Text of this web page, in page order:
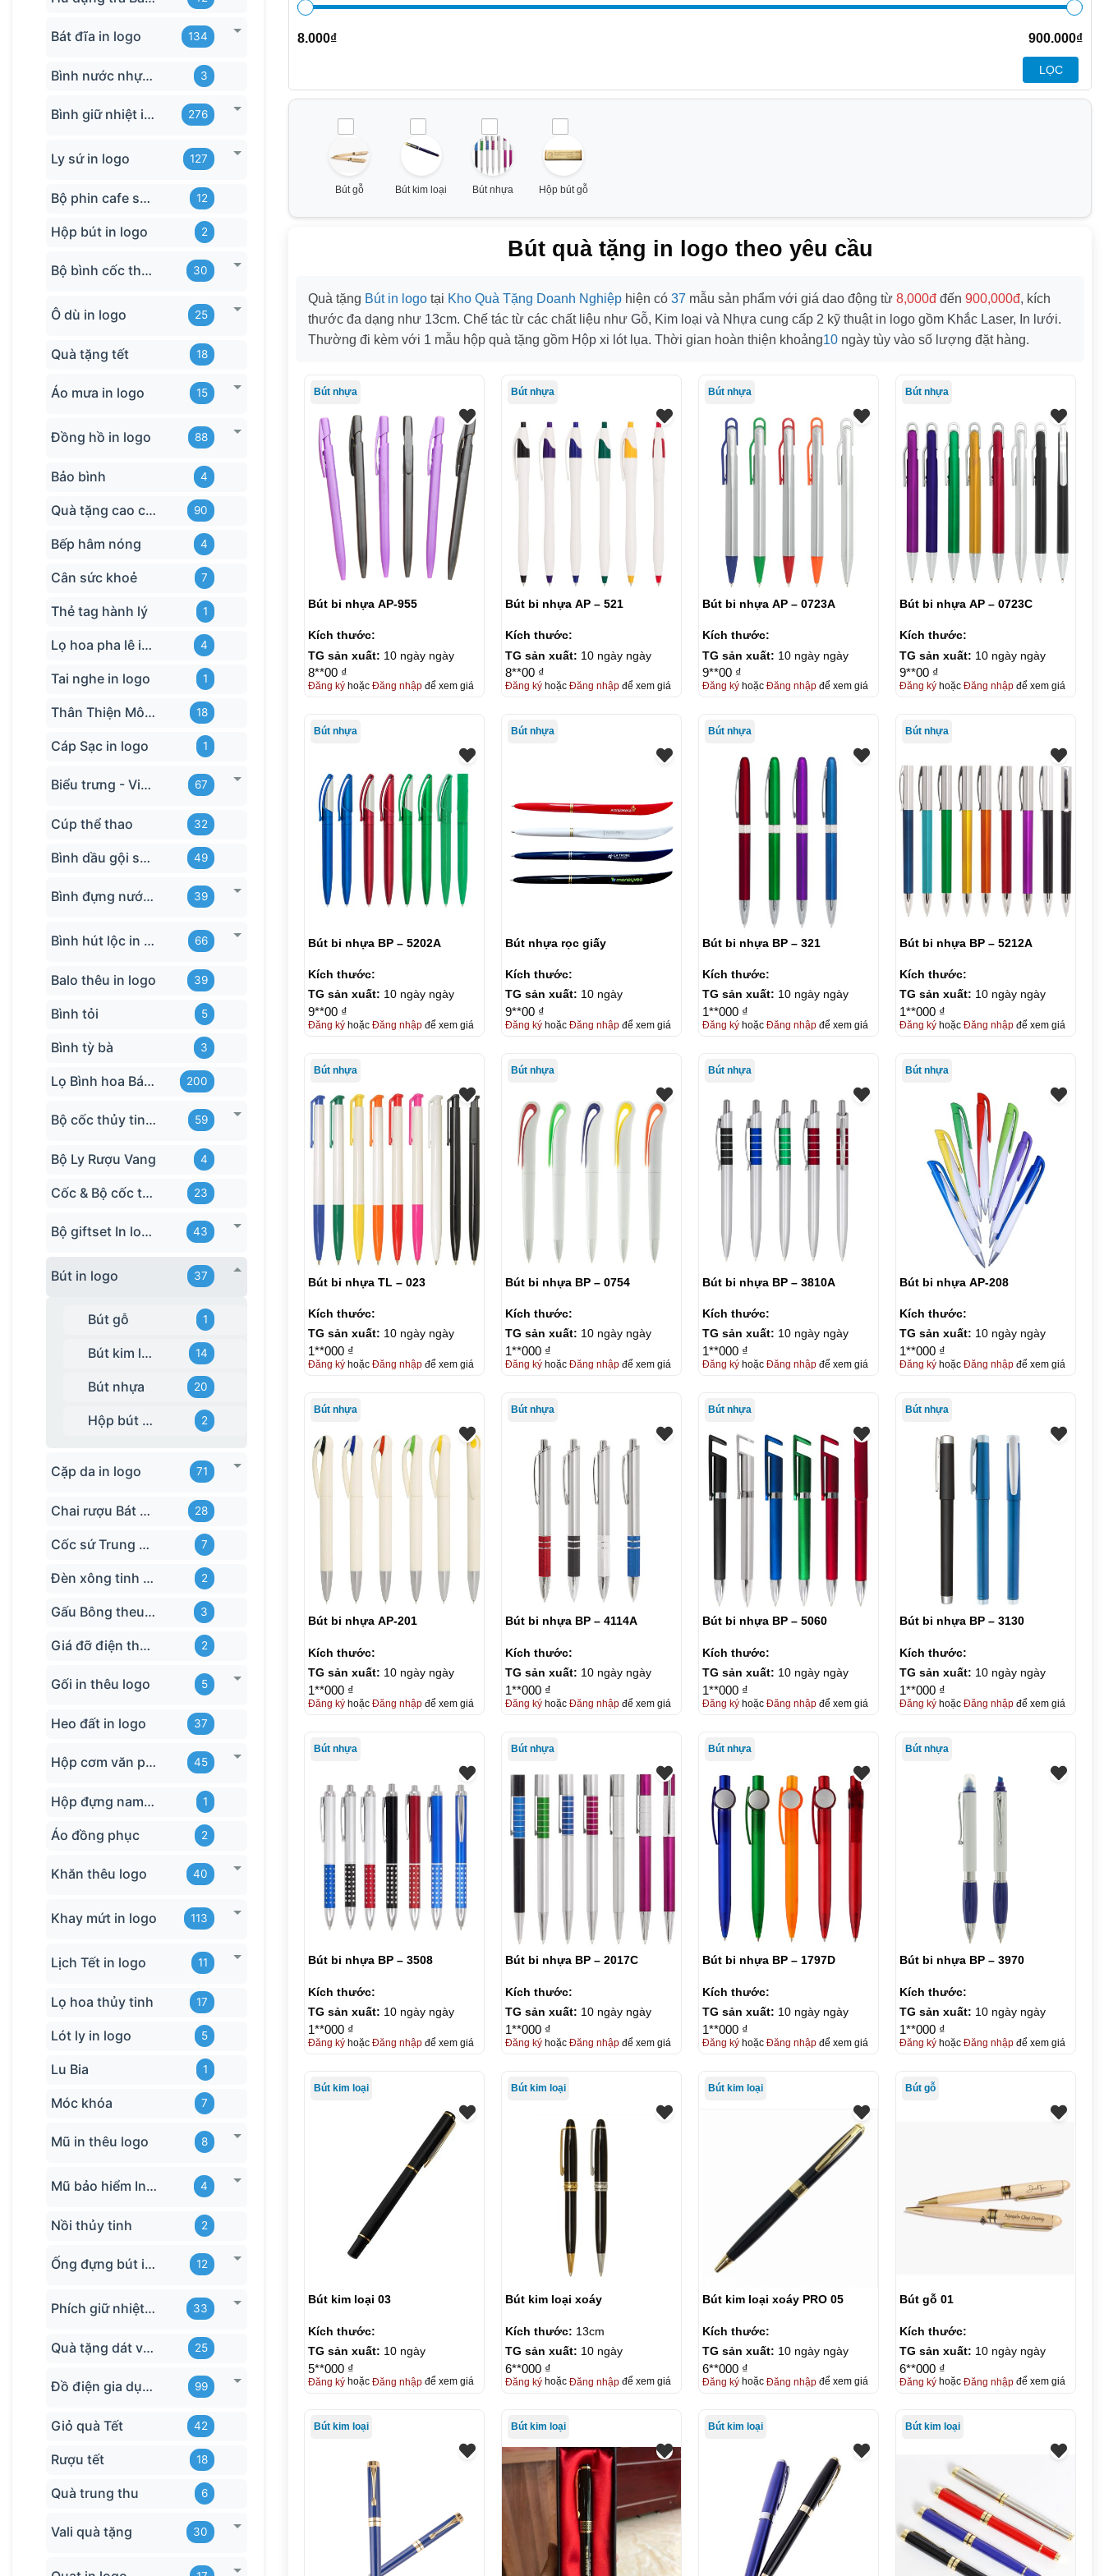
Bát đĩa in logo 134
Bình nước nhựa TQ 3
Bình giữ nhiệt in logo 276
Ly sứ in logo 127
Bộ phin cafe sứ Bát Tràng 12
Hộp bút in logo 2
Bộ bình cốc thủy tinh 30
Ô dù in logo 25
Quà tặng tết 18
Áo mưa in logo 15
Đồng hồ in logo 88
Bảo bình 4
Quà tặng cao cấp 90
Bếp hâm nóng 4
Cân sức khoẻ 7
Thẻ tag hành lý 1
Lọ hoa pha lê in logo 4
Tai nghe in logo 1
Thân Thiện Môi trường 18
Cáp Sạc in logo 1
Biểu trưng - Vinh danh in logo 67
Cúp thể thao 32
Bình dầu gội sữa tắm 49
Bình đựng nước in logo 39
Bình hút lộc in logo 66
Balo thêu in logo 39
Bình tỏi 5
Bình tỳ bà 3
Lọ Bình hoa Bát Tràng in logo 200
Bộ cốc thủy tinh hãng 59
Bộ Ly Rượu Vang 4
Cốc & Bộ cốc thủy tinh TQ 23
Bộ giftset In logo 43
Bút in logo 37
Bút gỗ 1
Bút kim loại 14
Bút nhựa 20
Hộp bút gỗ 2
Cặp da in logo 71
Chai rượu Bát Tràng 28
Cốc sứ Trung Quốc 7
Đèn xông tinh dầu 2
Gấu Bông theu-logo 3
Giá đỡ điện thoại 2
Gối in thêu logo 5
Heo đất in logo 37
Hộp cơm văn phòng 45
Hộp đựng name card 1
Áo đồng phục 2
Khăn thêu logo 40
Khay mứt in logo 113
Lịch Tết in logo 11
Lọ hoa thủy tinh 17
Lót ly in logo 5
Lu Bia 1
Móc khóa 7
Mũ in thêu logo 8
Mũ bảo hiểm In logo 4
Nồi thủy tinh 2
Ống đựng bút in logo 12
Phích giữ nhiệt quà tặng 33
Quà tặng dát vàng 25
Đồ điện gia dụng in logo 99
Giỏ quà Tết 42
Rượu tết 18
Quà trung thu 6
Vali quà tặng 30
8.000₫ 900.000₫
LỌC
Bút gỗ Bút kim loại Bút nhựa Hộp bút gỗ
Bút quà tặng in logo theo yêu cầu
Quà tặng Bút in logo tại Kho Quà Tặng Doanh Nghiệp hiện có 37 mẫu sản phẩm với giá dao động từ 8,000đ đến 900,000đ, kích
thước đa dạng như 13cm. Chế tác từ các chất liệu như Gỗ, Kim loại và Nhựa cung cấp 2 kỹ thuật in logo gồm Khắc Laser, In lưới.
Thường đi kèm với 1 mẫu hộp quà tặng gồm Hộp xi lót lụa. Thời gian hoàn thiện khoảng10 ngày tùy vào số lượng đặt hàng.
Bút nhựa
Bút bi nhựa AP-955
Kích thước:
TG sản xuất: 10 ngày ngày
8**00 ₫
Đăng kýhoặc Đăng nhậpđể xem giá
Bút nhựa
Bút bi nhựa AP – 521
Kích thước:
TG sản xuất: 10 ngày ngày
8**00 ₫
Đăng kýhoặc Đăng nhậpđể xem giá
Bút nhựa
Bút bi nhựa AP – 0723A
Kích thước:
TG sản xuất: 10 ngày ngày
9**00 ₫
Đăng kýhoặc Đăng nhậpđể xem giá
Bút nhựa
Bút bi nhựa AP – 0723C
Kích thước:
TG sản xuất: 10 ngày ngày
9**00 ₫
Đăng kýhoặc Đăng nhậpđể xem giá
Bút nhựa
Bút bi nhựa BP – 5202A
Kích thước:
TG sản xuất: 10 ngày ngày
9**00 ₫
Đăng kýhoặc Đăng nhậpđể xem giá
Bút nhựa
Bút nhựa rọc giấy
Kích thước:
TG sản xuất: 10 ngày
9**00 ₫
Đăng kýhoặc Đăng nhậpđể xem giá
Bút nhựa
Bút bi nhựa BP – 321
Kích thước:
TG sản xuất: 10 ngày ngày
1**000 ₫
Đăng kýhoặc Đăng nhậpđể xem giá
Bút nhựa
Bút bi nhựa BP – 5212A
Kích thước:
TG sản xuất: 10 ngày ngày
1**000 ₫
Đăng kýhoặc Đăng nhậpđể xem giá
Bút nhựa
Bút bi nhựa TL – 023
Kích thước:
TG sản xuất: 10 ngày ngày
1**000 ₫
Đăng kýhoặc Đăng nhậpđể xem giá
Bút nhựa
Bút bi nhựa BP – 0754
Kích thước:
TG sản xuất: 10 ngày ngày
1**000 ₫
Đăng kýhoặc Đăng nhậpđể xem giá
Bút nhựa
Bút bi nhựa BP – 3810A
Kích thước:
TG sản xuất: 10 ngày ngày
1**000 ₫
Đăng kýhoặc Đăng nhậpđể xem giá
Bút nhựa
Bút bi nhựa AP-208
Kích thước:
TG sản xuất: 10 ngày ngày
1**000 ₫
Đăng kýhoặc Đăng nhậpđể xem giá
Bút nhựa
Bút bi nhựa AP-201
Kích thước:
TG sản xuất: 10 ngày ngày
1**000 ₫
Đăng kýhoặc Đăng nhậpđể xem giá
Bút nhựa
Bút bi nhựa BP – 4114A
Kích thước:
TG sản xuất: 10 ngày ngày
1**000 ₫
Đăng kýhoặc Đăng nhậpđể xem giá
Bút nhựa
Bút bi nhựa BP – 5060
Kích thước:
TG sản xuất: 10 ngày ngày
1**000 ₫
Đăng kýhoặc Đăng nhậpđể xem giá
Bút nhựa
Bút bi nhựa BP – 3130
Kích thước:
TG sản xuất: 10 ngày ngày
1**000 ₫
Đăng kýhoặc Đăng nhậpđể xem giá
Bút nhựa
Bút bi nhựa BP – 3508
Kích thước:
TG sản xuất: 10 ngày ngày
1**000 ₫
Đăng kýhoặc Đăng nhậpđể xem giá
Bút nhựa
Bút bi nhựa BP – 2017C
Kích thước:
TG sản xuất: 10 ngày ngày
1**000 ₫
Đăng kýhoặc Đăng nhậpđể xem giá
Bút nhựa
Bút bi nhựa BP – 1797D
Kích thước:
TG sản xuất: 10 ngày ngày
1**000 ₫
Đăng kýhoặc Đăng nhậpđể xem giá
Bút nhựa
Bút bi nhựa BP – 3970
Kích thước:
TG sản xuất: 10 ngày ngày
1**000 ₫
Đăng kýhoặc Đăng nhậpđể xem giá
Bút kim loại
Bút kim loại 03
Kích thước:
TG sản xuất: 10 ngày
5**000 ₫
Đăng kýhoặc Đăng nhậpđể xem giá
Bút kim loại
Bút kim loại xoáy
Kích thước: 13cm
TG sản xuất: 10 ngày
6**000 ₫
Đăng kýhoặc Đăng nhậpđể xem giá
Bút kim loại
Bút kim loại xoáy PRO 05
Kích thước:
TG sản xuất: 10 ngày ngày
6**000 ₫
Đăng kýhoặc Đăng nhậpđể xem giá
Bút gỗ
Bút gỗ 01
Kích thước:
TG sản xuất: 10 ngày ngày
6**000 ₫
Đăng kýhoặc Đăng nhậpđể xem giá
Bút kim loại Bút kim loại Bút kim loại Bút kim loại